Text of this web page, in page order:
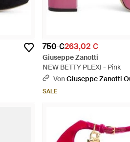
750 €263,02 €
Giuseppe Zanotti
NEW BETTY PLEXI - Pink
VonGiuseppe Zanotti
SALE